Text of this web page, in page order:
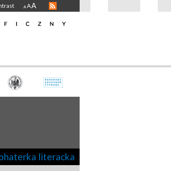
A AA
literacka